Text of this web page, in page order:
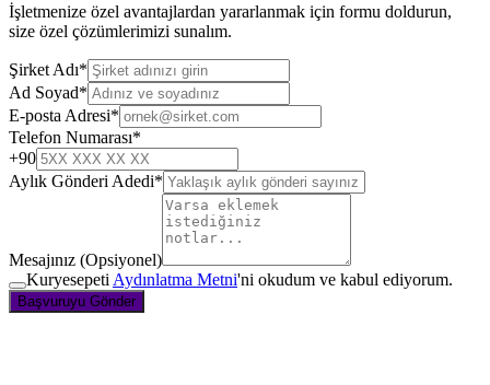
İşletmenize özel avantajlardan yararlanmak için formu doldurun,
size özel çözümlerimizi sunalım.
Şirket Adı*
Ad Soyad*
E-posta Adresi*
Telefon Numarası*
+90
Aylık Gönderi Adedi*
Mesajınız (Opsiyonel)
Kuryesepeti Aydınlatma Metni'ni okudum ve kabul ediyorum.
Başvuruyu Gönder